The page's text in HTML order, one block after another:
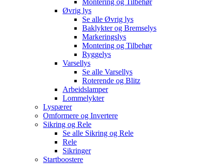
Øvrig lys
Se alle Øvrig lys
Baklykter og Bremselys
Markeringslys
Montering og Tilbehør
Ryggelys
Varsellys
Se alle Varsellys
Roterende og Blitz
Arbeidslamper
Lommelykter
Lyspærer
Omformere og Invertere
Sikring og Rele
Se alle Sikring og Rele
Rele
Sikringer
Startboostere